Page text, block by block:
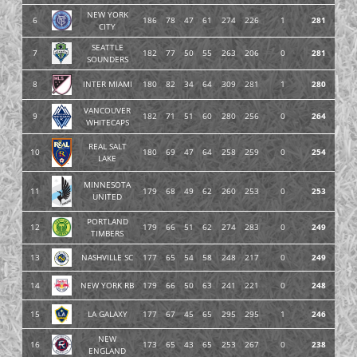
6
NEW YORK
CITY
186 78 47 61 274 226 1 281
7
SEATTLE
SOUNDERS
182 77 50 55 263 206 0 281
8 INTER MIAMI 180 82 34 64 309 281 1 280
9
VANCOUVER
WHITECAPS
182 71 51 60 280 256 0 264
10
REAL SALT
LAKE
180 69 47 64 258 259 0 254
11
MINNESOTA
UNITED
179 68 49 62 260 253 0 253
12
PORTLAND
TIMBERS
179 66 51 62 274 283 0 249
13 NASHVILLE SC 177 65 54 58 248 217 0 249
14 NEW YORK RB 179 66 50 63 241 221 0 248
15 LA GALAXY 177 67 45 65 295 295 1 246
16
NEW
ENGLAND
173 65 43 65 253 267 0 238